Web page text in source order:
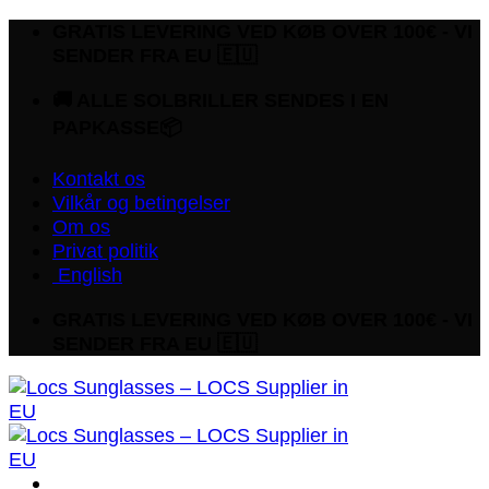
Kontakt os
Vilkår og betingelser
Om os
Privat politik
English